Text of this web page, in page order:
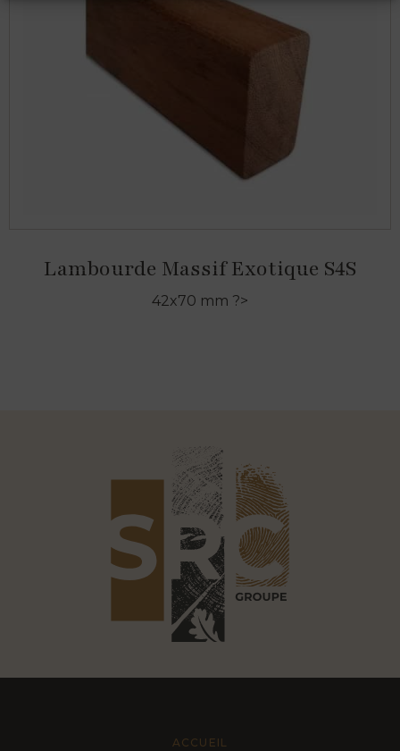
Lambourde Massif Exotique S4S
42x70 mm ?>
ACCUEIL